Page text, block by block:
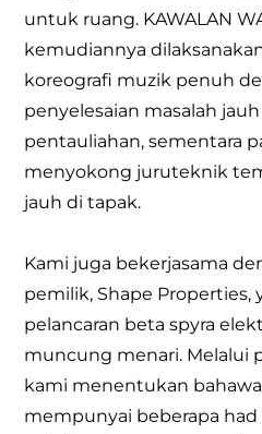
untuk ruang. KAWALAN
kemudiannya
koreografi muzik penuh
penyelesaian masalah
pentauliahan, sementara
menyokong juruteknik
jauh di tapak.
Kami juga bekerjasama
pemilik, Shape Properties,
pelancaran beta spyra
muncung menari. Melalui
kami menentukan
mempunyai beberapa had